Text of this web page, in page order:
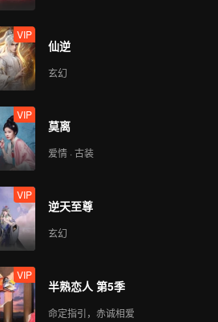
VIP
仙逆
玄幻
VIP
莫离
爱情 · 古装
VIP
逆天至尊
玄幻
VIP
半熟恋人 第5季
命定指引，赤诚相爱